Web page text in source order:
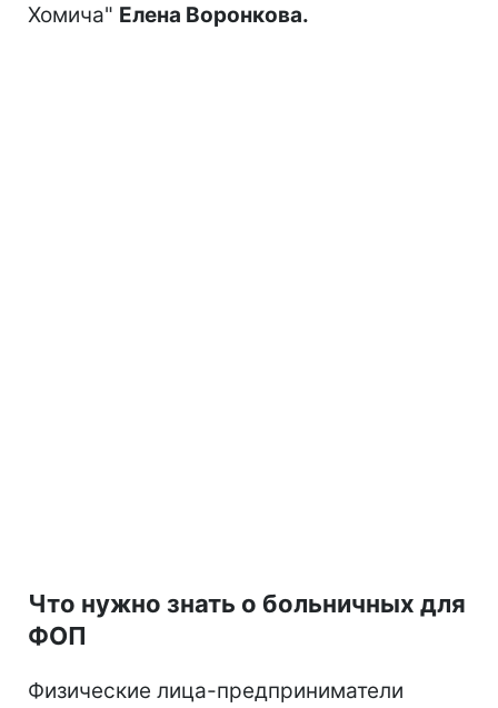
Хомича" Елена Воронкова.
Что нужно знать о больничных для
ФОП
Физические лица-предприниматели